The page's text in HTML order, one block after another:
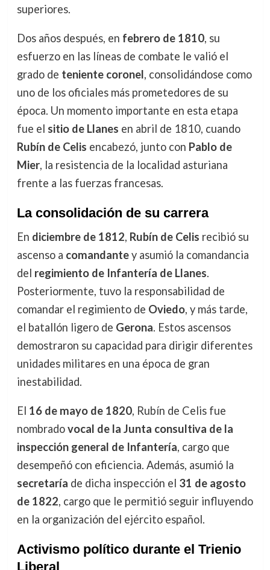
superiores.
Dos años después, en febrero de 1810, su
esfuerzo en las líneas de combate le valió el
grado de teniente coronel, consolidándose como
uno de los oficiales más prometedores de su
época. Un momento importante en esta etapa
fue el sitio de Llanes en abril de 1810, cuando
Rubín de Celis encabezó, junto con Pablo de
Mier, la resistencia de la localidad asturiana
frente a las fuerzas francesas.
La consolidación de su carrera
En diciembre de 1812, Rubín de Celis recibió su
ascenso a comandantey asumió la comandancia
del regimiento de Infantería de Llanes.
Posteriormente, tuvo la responsabilidad de
comandar el regimiento de Oviedo, y más tarde,
el batallón ligero de Gerona. Estos ascensos
demostraron su capacidad para dirigir diferentes
unidades militares en una época de gran
inestabilidad.
El 16 de mayo de 1820, Rubín de Celis fue
nombradovocal de la Junta consultiva de la
inspección general de Infantería, cargo que
desempeñó con eficiencia. Además, asumió la
secretaría de dicha inspección el 31 de agosto
de 1822, cargo que le permitió seguir influyendo
en la organización del ejército español.
Activismo político durante el Trienio
Liberal